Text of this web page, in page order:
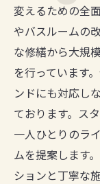
変えるための全
やバスルームの
な修繕から大規
を行っています
ンドにも対応し
ております。ス
一人ひとりのラ
ムを提案します
ションと丁寧な